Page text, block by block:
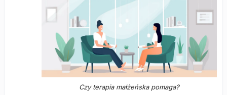
Czy terapia małżeńska pomaga?